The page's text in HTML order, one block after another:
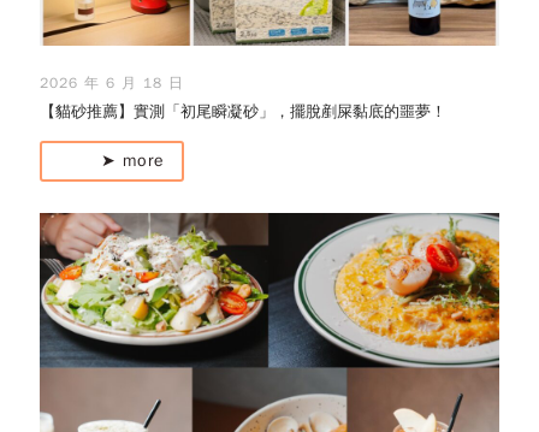
2026 年 6 月 18 日
【貓砂推薦】實測「初尾瞬凝砂」，擺脫剷屎黏底的噩夢！
➤ more